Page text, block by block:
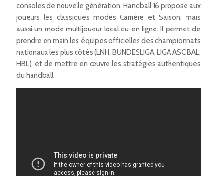
consoles de nouvelle génération, Handball 16 propose aux
joueurs les classiques modes Carrière et Saison, mais
aussi un mode multijoueur local ou en ligne. Il permet de
prendre en main les équipes officielles des championnats
nationaux les plus côtés (LNH, BUNDESLIGA, LIGA ASOBAL,
HBL), et de mettre en œuvre les stratégies authentiques
du handball.